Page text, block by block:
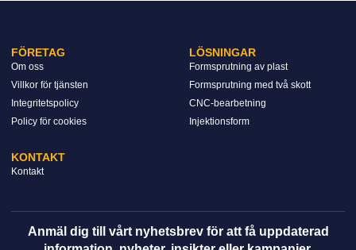
FÖRETAG
Om oss
Villkor för tjänsten
Integritetspolicy
Policy för cookies
LÖSNINGAR
Formsprutning av plast
Formsprutning med två skott
CNC-bearbetning
Injektionsform
KONTAKT
Kontakt
Anmäl dig till vårt nyhetsbrev för att få uppdaterad